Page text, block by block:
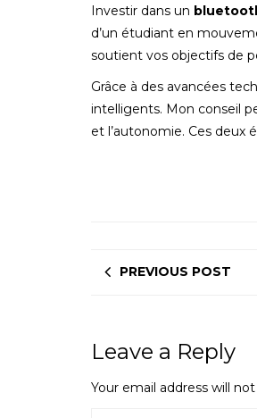
Investir dans un
d’un étudiant en
soutient vos objectifs de
Grâce à des avancées
intelligents. Mon conseil
et l’autonomie. Ces
PREVIOUS POST
Leave a Reply
Your email address will